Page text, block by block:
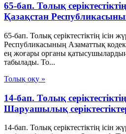
65-бап. Толық
Қазақстан
65-бап. Толық серiктестiктiң iсiн
Республикасының Азаматтық
ең жоғары органы
табылады. То...
Толық оқу »
14-бап. Толық
Шаруашылық
14-бап. Толық серiктестiктiң iсiн